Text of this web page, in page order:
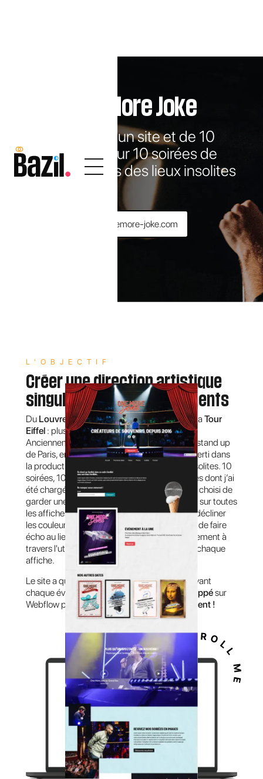
One More Joke
Création d'un site et de 10
affiches pour 10 soirées de
stand-up dans des lieux insolites
www.onemore-joke.com
L'OBJECTIF
Créer une direction artistique
singulière pour 10 événements
Du LouvreauCirque d’Hiveren passant par la Tour
Eiffel : plus rien n’arrête leOne More Joke!
Anciennement l’un des meilleurs plateaux de stand up
de Paris, en 2019 One More Joke s’est reconverti dans
la production de spectacles dans des lieux insolites. 10
soirées, 10 lieux et donc 10 affiches différentes dont j’ai
été chargé de ladirection artistique
. J'ai ainsi choisi de
garder une trame graphique que l'on retrouve sur toutes
les affiches afin de faciliter l'identification, de décliner
les couleurs du logo en fonction du visuel puis de faire
écho au lieu dans lequel se tient chaque événement à
travers l'utilisation d'un objet central unique à chaque
affiche.
Le site a quant à lui été créé pour mettre en avant
chaque événement, il a été
designé et développésur
Webflow par mes soinsen 20 heures seulement !